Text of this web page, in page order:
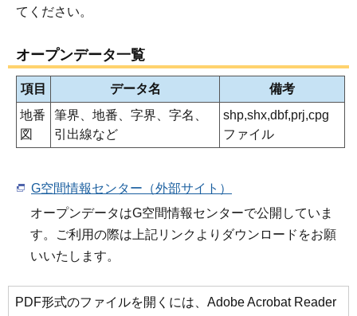
てください。
オープンデータ一覧
項目 データ名
備考
地番
図
筆界、地番、字界、字名、
引出線など
shp,shx,dbf,prj,cpg
ファイル
G空間情報センター（外部サイト）
オープンデータはG空間情報センターで公開していま
す。ご利用の際は上記リンクよりダウンロードをお願
いいたします。
PDF形式のファイルを開くには、Adobe Acrobat Reader